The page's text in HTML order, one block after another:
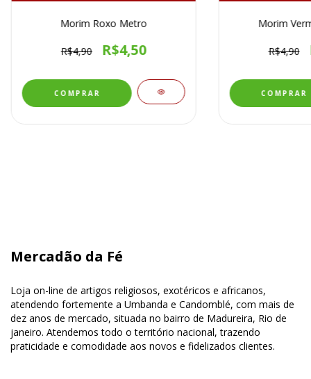
Morim Roxo Metro
R$4,90 R$4,50
Morim
R$4,90
Mercadão da Fé
Loja on-line de artigos religiosos, exotéricos e africanos,
atendendo fortemente a Umbanda e Candomblé, com mais de
dez anos de mercado, situada no bairro de Madureira, Rio de
janeiro. Atendemos todo o território nacional, trazendo
praticidade e comodidade aos novos e fidelizados clientes.